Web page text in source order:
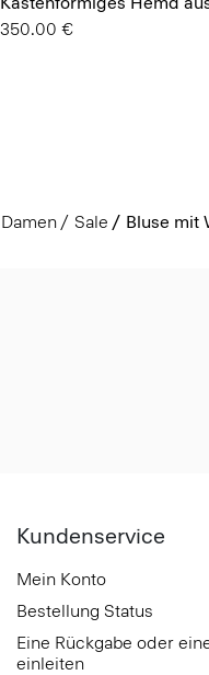
350.00 €
Damen Sale Bluse mit
Kundenservice
Mein Konto
Bestellung Status
Eine Rückgabe oder
einleiten